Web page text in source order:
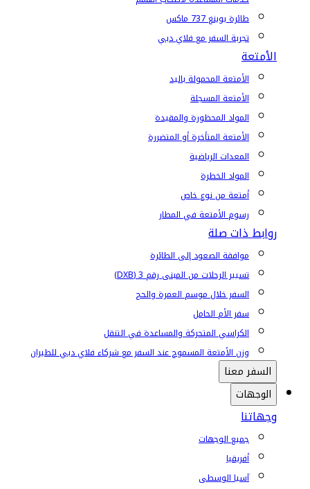
طائرة بوينغ 737 ماكس
تجربة السفر مع فلاي دبي
الأمتعة
الأمتعة المحمولة باليد
الأمتعة المسجلة
المواد المحظورة والمقيدة
الأمتعة المتأخرة أو المتضررة
المعدات الرياضية
المواد الخطرة
أمتعة من نوع خاص
رسوم الأمتعة في المطار
روابط ذات صلة
موافقة الصعود إلى الطائرة
تسيير الرحلات من المبنى رقم 3 (DXB)
السفر خلال موسم العمرة والحج
سفر الأم الحامل
الكراسي المتحركة والمساعدة في التنقل
وزن الأمتعة المسموح عند السفر مع شركاء فلاي دبي للطيران
السفر معنا
الوجهات
وجهاتنا
جميع الوجهات
أفريقيا
آسيا الوسطى